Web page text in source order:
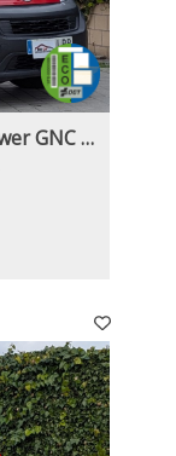
Fiat Fiorino Base 1.4 Natural Power GNC Etiqueta ECO IVA Incl